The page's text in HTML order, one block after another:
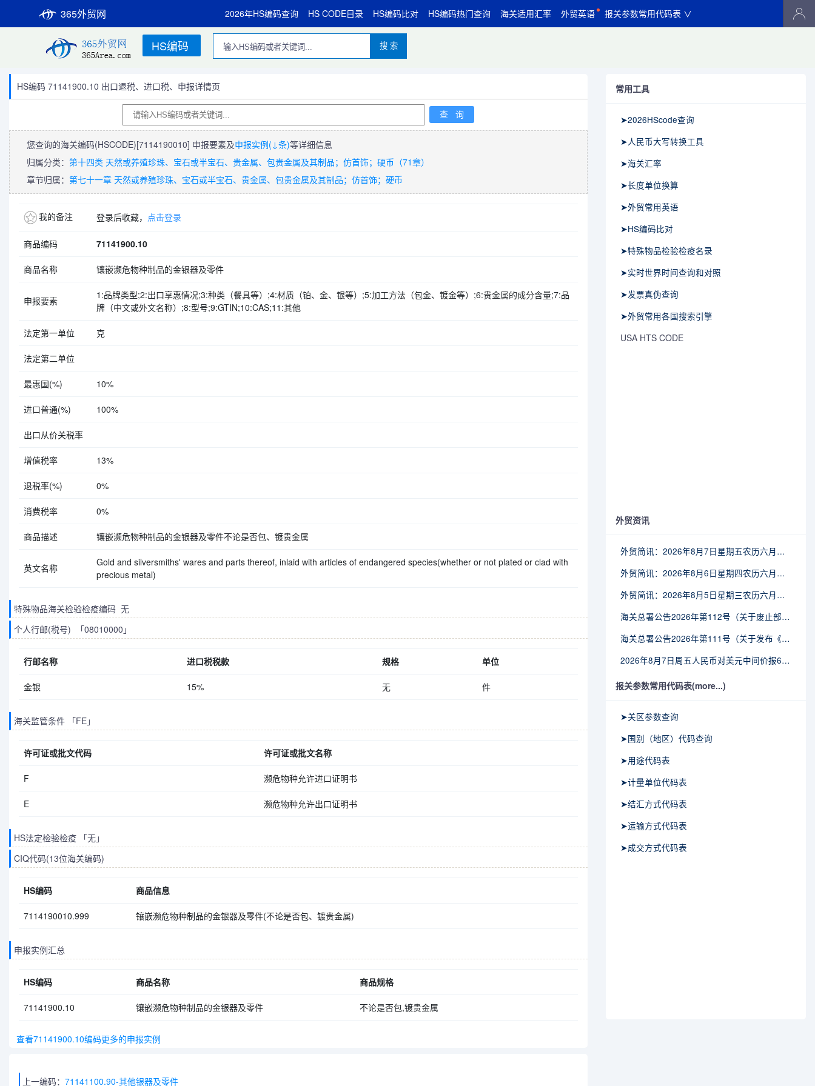
365外贸网 2026年HS编码查询 HS CODE目录 HS编码比对 HS编码热门查询 海关适用汇率 外贸英语 报关参数常用代码表 ∨
HS编码 搜 索
HS编码 71141900.10 出口退税、进口税、申报详情页
您查询的海关编码(HSCODE)[7114190010] 申报要素及申报实例(↓条)等详细信息
归属分类： 第十四类 天然或养殖珍珠、宝石或半宝石、贵金属、包贵金属及其制品；仿首饰；硬币（71章）
章节归属： 第七十一章 天然或养殖珍珠、宝石或半宝石、贵金属、包贵金属及其制品；仿首饰；硬币
我的备注 登录后收藏， 点击登录
商品编码 71141900.10
商品名称 镶嵌濒危物种制品的金银器及零件
申报要素
1:品牌类型;2:出口享惠情况;3:种类（餐具等）;4:材质（铂、金、银等）;5:加工方法（包金、镀金等）;6:贵金属的成分含量;7:品
牌（中文或外文名称）;8:型号;9:GTIN;10:CAS;11:其他
法定第一单位 克
法定第二单位
最惠国(%) 10%
进口普通(%) 100%
出口从价关税率
增值税率 13%
退税率(%) 0%
消费税率 0%
商品描述 镶嵌濒危物种制品的金银器及零件不论是否包、镀贵金属
英文名称
Gold and silversmiths' wares and parts thereof, inlaid with articles of endangered species(whether or not plated or clad with
precious metal)
特殊物品海关检验检疫编码 无
个人行邮(税号) 「08010000」
行邮名称 进口税税款 规格 单位
金银 15% 无 件
海关监管条件 「FE」
许可证或批文代码 许可证或批文名称
F 濒危物种允许进口证明书
E 濒危物种允许出口证明书
HS法定检验检疫 「无」
CIQ代码(13位海关编码)
HS编码 商品信息
7114190010.999 镶嵌濒危物种制品的金银器及零件(不论是否包、镀贵金属)
申报实例汇总
HS编码 商品名称 商品规格
71141900.10 镶嵌濒危物种制品的金银器及零件 不论是否包,镀贵金属
查看71141900.10编码更多的申报实例
上一编码： 71141100.90-其他银器及零件
常用工具
➤2026HScode查询
➤人民币大写转换工具
➤海关汇率
➤长度单位换算
➤外贸常用英语
➤HS编码比对
➤特殊物品检验检疫名录
➤实时世界时间查询和对照
➤发票真伪查询
➤外贸常用各国搜索引擎
USA HTS CODE
外贸资讯
外贸简讯：2026年8月7日星期五农历六月廿五
外贸简讯：2026年8月6日星期四农历六月廿四
外贸简讯：2026年8月5日星期三农历六月廿三
海关总署公告2026年第112号（关于废止部分卫生检疫类规范性文件的公告）
海关总署公告2026年第111号（关于发布《进出境动植物检疫处理监督管理工作规定》《进出境卫生处理监督管理工作规定》的公告）
2026年8月7日周五人民币对美元中间价报6.7904调贬9个基点
报关参数常用代码表(more...)
➤关区参数查询
➤国别（地区）代码查询
➤用途代码表
➤计量单位代码表
➤结汇方式代码表
➤运输方式代码表
➤成交方式代码表